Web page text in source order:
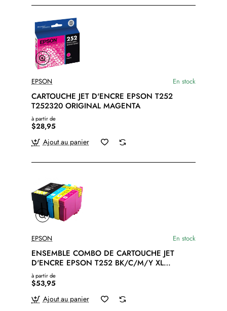
EPSON En stock
CARTOUCHE JET D'ENCRE EPSON T252
T252320 ORIGINAL MAGENTA
à partir de
$28,95
Ajout au panier
EPSON En stock
ENSEMBLE COMBO DE CARTOUCHE JET
D'ENCRE EPSON T252 BK/C/M/Y XL
COMPATIBLE NOIR/CYAN/MAGENTA/JAUNE
à partir de
$53,95
Ajout au panier